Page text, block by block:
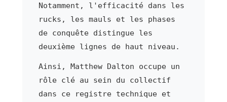
Notamment, l'efficacité dans les
rucks, les mauls et les phases
de conquête distingue les
deuxième lignes de haut niveau.
Ainsi, Matthew Dalton occupe un
rôle clé au sein du collectif
dans ce registre technique et